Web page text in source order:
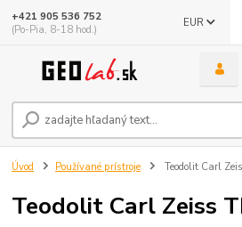
EUR
+421 905 536 752
(Po-Pia, 8-18 hod.)
Úvod Používané prístroje Teodolit Carl
Teodolit Carl Zeiss